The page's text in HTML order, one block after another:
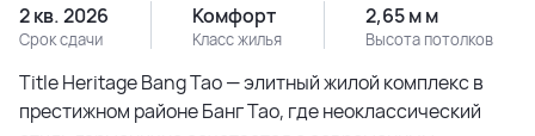
2 кв. 2026
Срок сдачи
Комфорт
Класс жилья
2,65 м м
Высота потолков
Title Heritage Bang Tao — элитный жилой комплекс в
престижном районе Банг Тао, где неоклассический